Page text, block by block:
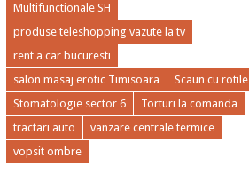
Multifunctionale SH
produse teleshopping vazute la tv
rent a car bucuresti
salon masaj erotic Timisoara
Scaun cu rotile
Stomatologie sector 6
Torturi la comanda
tractari auto
vanzare centrale termice
vopsit ombre